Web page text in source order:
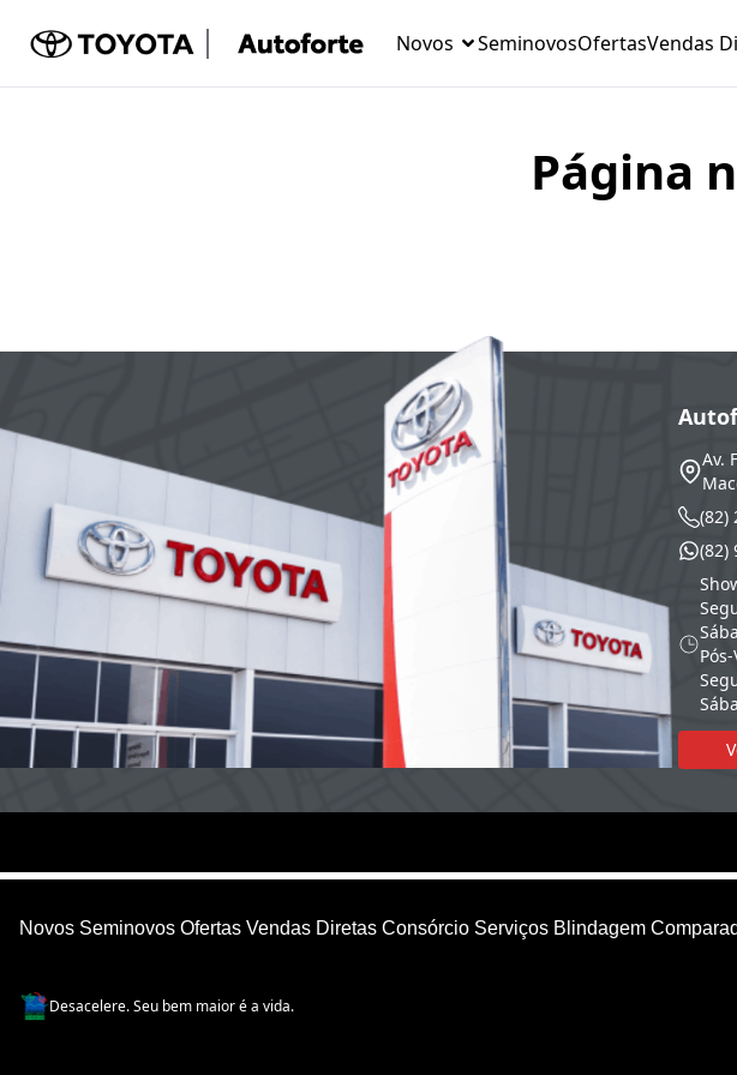
Novos SeminovosOfertasVendas
Página
Av.
(82)
(82)
Novos Seminovos Ofertas Vendas Diretas Consórcio Serviços Blindagem
Desacelere. Seu bem maior é a vida.